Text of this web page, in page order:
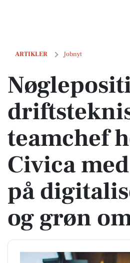
ARTIKLER Jobnyt
Nøgleposition som driftsteknisk
teamchef
Civica
på
og grøn